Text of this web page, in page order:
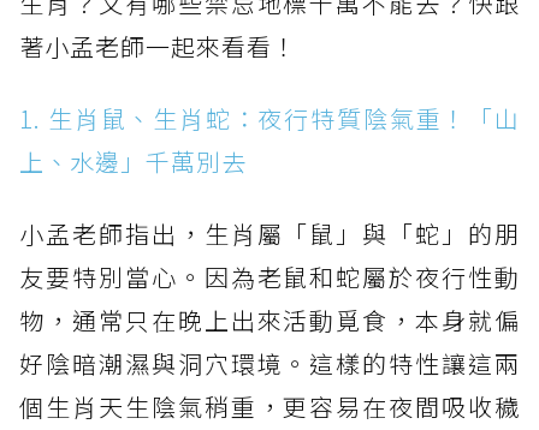
著小孟老師一起來看看！
1. 生肖鼠、生肖蛇：夜行特質陰氣重！「山
上、水邊」千萬別去
小孟老師指出，生肖屬「鼠」與「蛇」的朋
友要特別當心。因為老鼠和蛇屬於夜行性動
物，通常只在晚上出來活動覓食，本身就偏
好陰暗潮濕與洞穴環境。這樣的特性讓這兩
個生肖天生陰氣稍重，更容易在夜間吸收穢